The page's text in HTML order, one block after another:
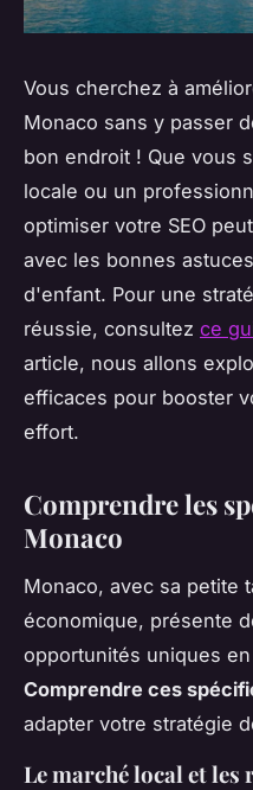
Vous cherchez à
Monaco sans y passer
bon endroit ! Que vous
locale ou un
optimiser votre SEO
avec les bonnes
d'enfant. Pour une
réussie, consultez ce
article, nous allons
efficaces pour booster
effort.
Comprendre les
Monaco
Monaco, avec sa petite
économique, présente
opportunités uniques en
Comprendre ces
adapter votre stratégie
Le marché local et les